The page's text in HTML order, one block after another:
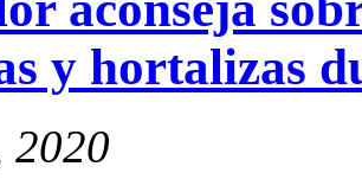
y hortalizas